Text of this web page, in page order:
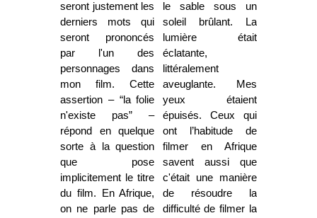
seront justement les
derniers mots qui
seront prononcés
par l'un des
personnages dans
mon film. Cette
assertion – “la folie
n'existe pas” –
répond en quelque
sorte à la question
que pose
implicitement le titre
du film. En Afrique,
on ne parle pas de
le sable sous un
soleil brûlant. La
lumière était
éclatante,
littéralement
aveuglante. Mes
yeux étaient
épuisés. Ceux qui
ont l’habitude de
filmer en Afrique
savent aussi que
c'était une manière
de résoudre la
difficulté de filmer la